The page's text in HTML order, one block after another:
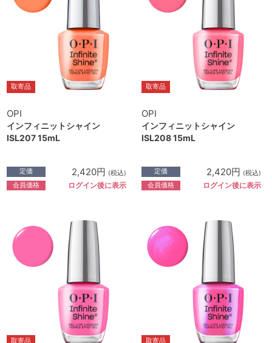
取寄品
OPI
インフィニットシャイン
ISL207 15mL
定価 2,420円 (税込)
会員価格 ログイン後に表示
取寄品
OPI
インフィニットシャイン
ISL208 15mL
定価 2,420円 (税込)
会員価格 ログイン後に表示
取寄品 取寄品